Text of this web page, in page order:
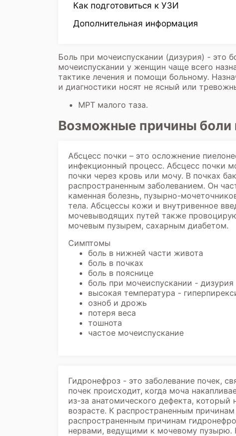
Как подготовиться к УЗИ
Дополнительная информация
Боль при мочеиспускании (дизурия) - это
мочеиспускании у женщин чаще всего
тактике лечения и помощи больному.
и диагностики носят не ясный или
МРТ малого таза.
Возможные причины боли
Абсцесс почки – это осложнение
инфекционный процесс. Абсцесс почки
почки через кровь или мочу. В почках
распространенным заболеванием. Он
каменная болезнь, пузырно-
тела. Абсцессы кожи и внутривенное
мочевыводящих путей также
мочевым пузырем, сахарным диабетом.
Симптомы
боль в нижней части живота
боль в почках
боль в пояснице
боль при мочеиспускании - дизурия
высокая температура -
озноб и дрожь
потеря веса
тошнота
частое мочеиспускание
Гидронефроз - это заболевание почек,
почек происходит, когда моча
из-за анатомического дефекта,
возрасте. К распространенным
распространенным причинам
нервами, ведущими к мочевому пузырю.